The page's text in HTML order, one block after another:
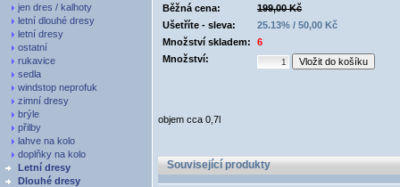
jen dres / kalhoty
letní dlouhé dresy
letní dresy
ostatní
rukavice
sedla
windstop neprofuk
zimní dresy
brýle
přilby
lahve na kolo
doplňky na kolo
Letní dresy
Dlouhé dresy
Běžná cena:
199,00 Kč
Ušetříte - sleva:
25.13% / 50,00 Kč
Množství skladem:
6
Množství:
objem cca 0,7l
Související produkty